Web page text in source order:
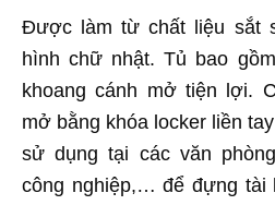
Được làm từ chất liệu sắt
hình chữ nhật. Tủ bao
khoang cánh mở tiện lợi.
mở bằng khóa locker liền
sử dụng tại các văn
công nghiệp,… để đựng tài